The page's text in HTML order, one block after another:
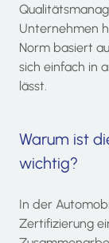
Unternehmen
Norm basiert
sich einfach in
lässt.
Warum ist
wichtig?
In der
Zertifizierung